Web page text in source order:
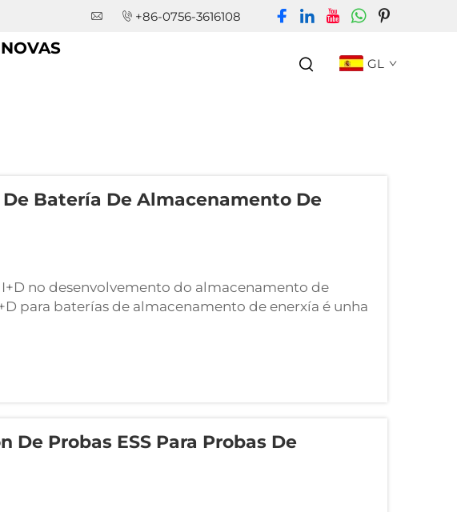
+86-0756-3616108
NOVAS
GL
De Batería De Almacenamento De
no desenvolvemento do almacenamento de
para baterías de almacenamento de enerxía é unha
de rendemento deseñada para axudar aos
operativas dos sistemas de almacenamento de
Probas ESS Para Probas De